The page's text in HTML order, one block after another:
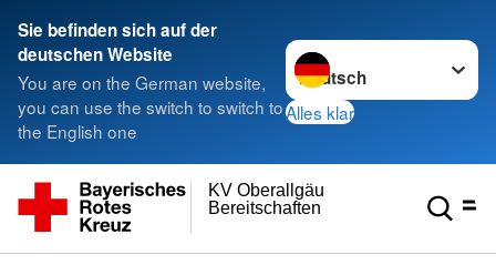
Sie befinden sich auf der
deutschen Website
You are on the German website,
you can use the switch to switch to
the English one
Sprache wechseln zu
Alles klar
Bereitschaften
KV Oberallgäu